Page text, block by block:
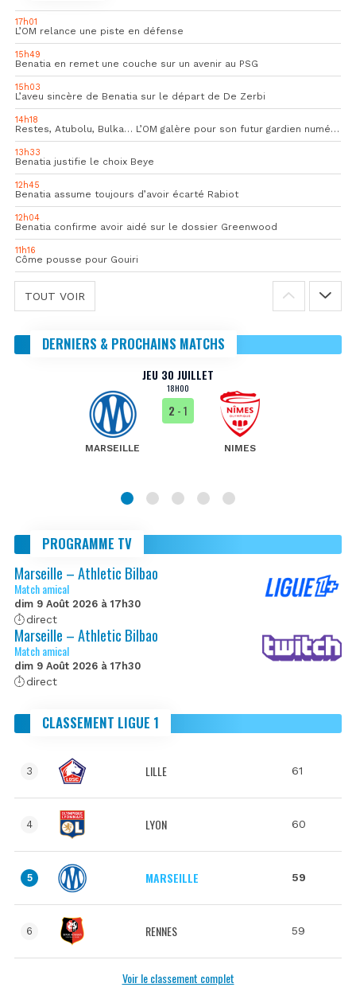
17h01
L’OM relance une piste en défense
15h49
Benatia en remet une couche sur un avenir au PSG
15h03
L’aveu sincère de Benatia sur le départ de De Zerbi
14h18
Restes, Atubolu, Bulka… L’OM galère pour son futur gardien numéro 1
13h33
Benatia justifie le choix Beye
12h45
Benatia assume toujours d’avoir écarté Rabiot
12h04
Benatia confirme avoir aidé sur le dossier Greenwood
11h16
Côme pousse pour Gouiri
TOUT VOIR
DERNIERS & PROCHAINS MATCHS
JEU 30 JUILLET
18H00
MARSEILLE
2 - 1
NIMES
PROGRAMME TV
Marseille – Athletic Bilbao
Match amical
dim 9 Août 2026 à 17h30
direct
Marseille – Athletic Bilbao
Match amical
dim 9 Août 2026 à 17h30
direct
CLASSEMENT LIGUE 1
3 LILLE 61
4 LYON 60
5 MARSEILLE 59
6 RENNES 59
Voir le classement complet